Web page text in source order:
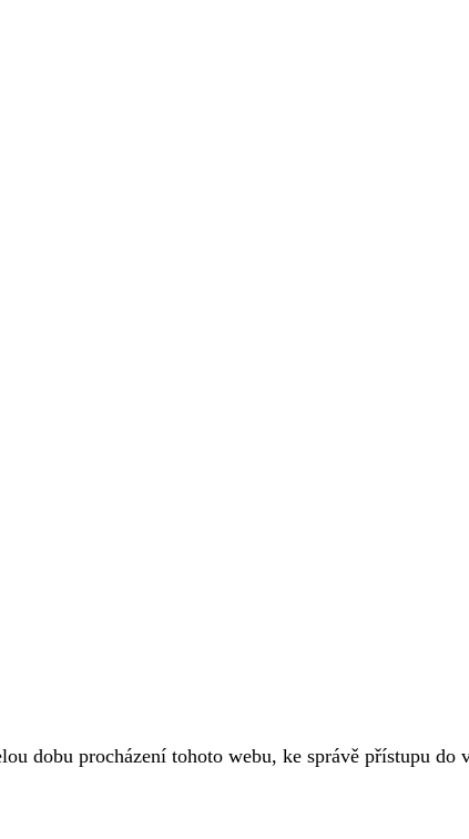
dobu procházení tohoto webu, ke správě přístupu do